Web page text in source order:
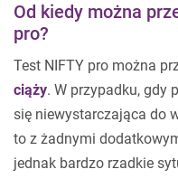
Od kiedy można
pro?
Test NIFTY pro można
ciąży. W przypadku, gdy
się niewystarczająca do
to z żadnymi
jednak bardzo rzadkie